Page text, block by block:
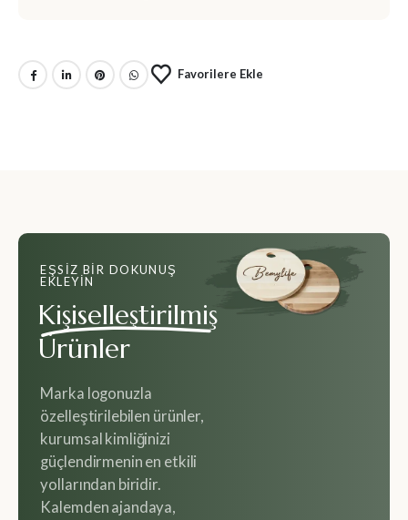
Favorilere Ekle
EŞSIZ BIR DOKUNUŞ
EKLEYIN
Kişiselleştirilmiş
Ürünler
Marka logonuzla
özelleştirilebilen ürünler,
kurumsal kimliğinizi
güçlendirmenin en etkili
yollarından biridir.
Kalemden ajandaya,